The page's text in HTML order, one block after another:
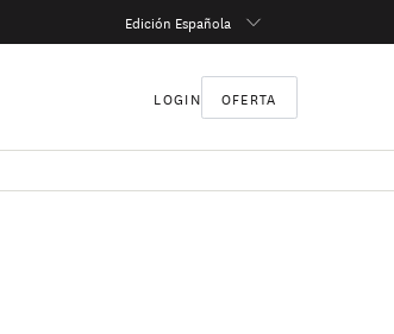
Edición Española
LOGIN OFERTA